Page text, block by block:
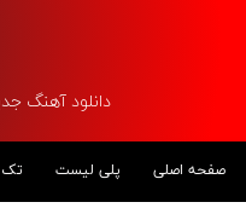
دانلود آهنگ جدید 1404 در
صفحه اصلی پلی لیست